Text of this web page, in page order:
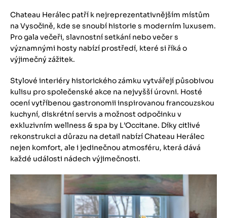
Chateau Herálec patří k nejreprezentativnějším místům
na Vysočině, kde se snoubí historie s moderním luxusem.
Pro gala večeři, slavnostní setkání nebo večer s
významnými hosty nabízí prostředí, které si říká o
výjimečný zážitek.
​Stylové interiéry historického zámku vytvářejí působivou
kulisu pro společenské akce na nejvyšší úrovni. Hosté
ocení vytříbenou gastronomii inspirovanou francouzskou
kuchyní, diskrétní servis a možnost odpočinku v
exkluzivním wellness & spa by L’Occitane. Díky citlivé
rekonstrukci a důrazu na detail nabízí Chateau Herálec
nejen komfort, ale i jedinečnou atmosféru, která dává
každé události nádech výjimečnosti.